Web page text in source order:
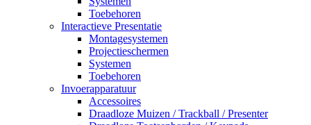
Toebehoren
Interactieve Presentatie
Montagesystemen
Projectieschermen
Systemen
Toebehoren
Invoerapparatuur
Accessoires
Draadloze Muizen / Trackball / Presenter